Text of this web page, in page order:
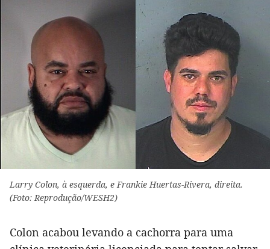
Larry Colon, à esquerda, e Frankie Huertas-Rivera, direita.
(Foto: Reprodução/WESH2)
Colon acabou levando a cachorra para uma